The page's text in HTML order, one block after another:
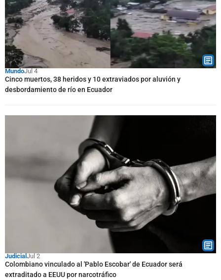
MundoJul 4
Cinco muertos, 38 heridos y 10 extraviados por aluvión y
desbordamiento de río en Ecuador
Judicial Jul 2
Colombiano vinculado al 'Pablo Escobar' de Ecuador será
extraditado a EEUU por narcotráfico